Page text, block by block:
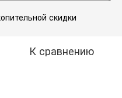
скидки
К сравнению